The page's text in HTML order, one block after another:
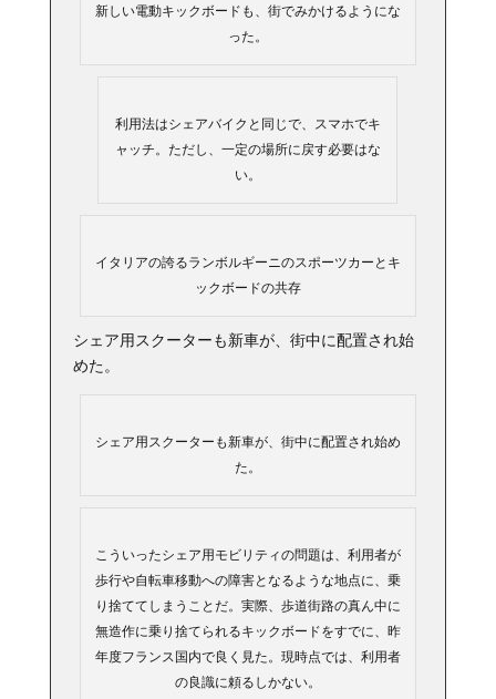
新しい電動キックボードも、街でみかけるようにな
った。
利用法はシェアバイクと同じで、スマホでキ
ャッチ。ただし、一定の場所に戻す必要はな
い。
イタリアの誇るランボルギーニのスポーツカーとキ
ックボードの共存
シェア用スクーターも新車が、街中に配置され始
めた。
シェア用スクーターも新車が、街中に配置され始め
た。
こういったシェア用モビリティの問題は、利用者が
歩行や自転車移動への障害となるような地点に、乗
り捨ててしまうことだ。実際、歩道街路の真ん中に
無造作に乗り捨てられるキックボードをすでに、昨
年度フランス国内で良く見た。現時点では、利用者
の良識に頼るしかない。